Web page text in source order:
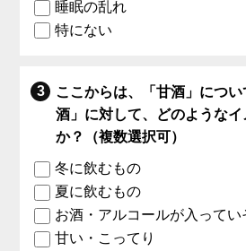
睡眠の乱れ
特にない
ここからは、「甘酒」につ
酒」に対して、どのような
か？（複数選択可）
冬に飲むもの
夏に飲むもの
お酒・アルコールが入ってい
甘い・こってり